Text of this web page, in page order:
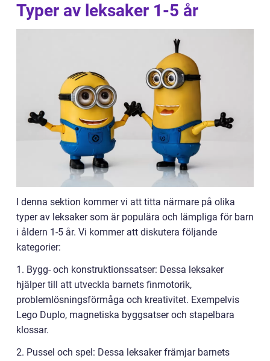
Typer av leksaker 1-5 år
I denna sektion kommer vi att titta närmare på olika
typer av leksaker som är populära och lämpliga för barn
i åldern 1-5 år. Vi kommer att diskutera följande
kategorier:
1. Bygg- och konstruktionssatser: Dessa leksaker
hjälper till att utveckla barnets finmotorik,
problemlösningsförmåga och kreativitet. Exempelvis
Lego Duplo, magnetiska byggsatser och stapelbara
klossar.
2. Pussel och spel: Dessa leksaker främjar barnets